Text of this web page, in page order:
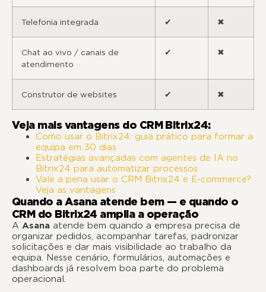
Telefonia integrada ✔ ✖
Chat ao vivo / canais de
atendimento
✔ ✖
Construtor de websites ✔ ✖
Veja mais vantagens do CRM Bitrix24:
Como usar o Bitrix24: guia prático para formar a
equipa em 30 dias
Estratégias avançadas com agentes de IA no
Bitrix24 para automatizar processos
Vale a pena usar o CRM Bitrix24 e E-commerce?
Veja as vantagens
Quando a Asana atende bem — e quando o
CRM do Bitrix24 amplia a operação
A Asana atende bem quando a empresa precisa de
organizar pedidos, acompanhar tarefas, padronizar
solicitações e dar mais visibilidade ao trabalho da
equipa. Nesse cenário, formulários, automações e
dashboards já resolvem boa parte do problema
operacional.